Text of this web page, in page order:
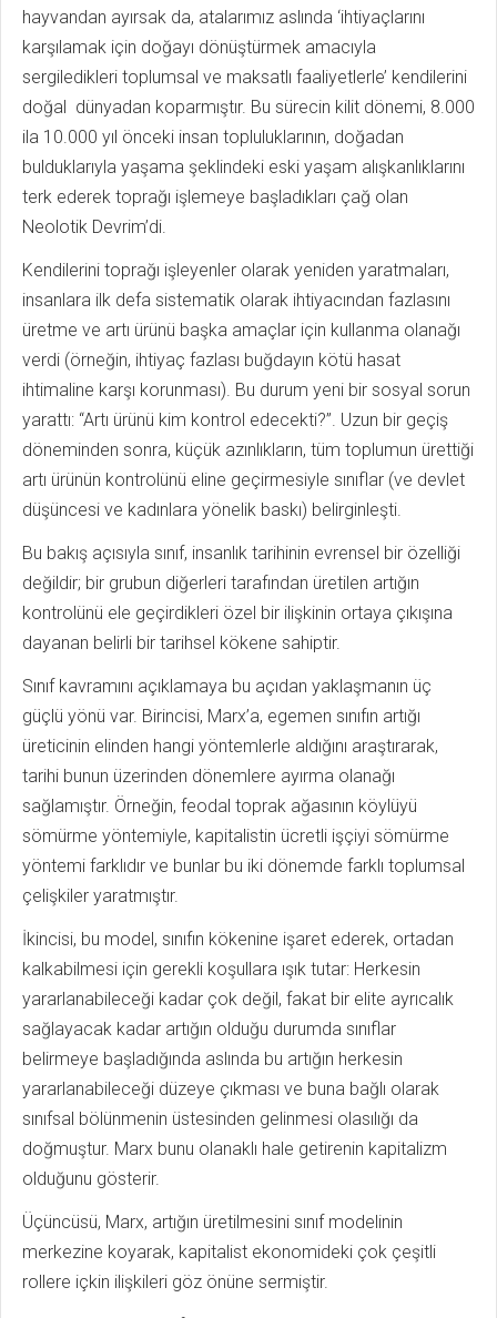
hayvandan ayırsak da, atalarımız aslında ‘ihtiyaçlarını
karşılamak için doğayı dönüştürmek amacıyla
sergiledikleri toplumsal ve maksatlı faaliyetlerle’ kendilerini
doğal dünyadan koparmıştır. Bu sürecin kilit dönemi, 8.000
ila 10.000 yıl önceki insan topluluklarının, doğadan
bulduklarıyla yaşama şeklindeki eski yaşam alışkanlıklarını
terk ederek toprağı işlemeye başladıkları çağ olan
Neolotik Devrim’di.
Kendilerini toprağı işleyenler olarak yeniden yaratmaları,
insanlara ilk defa sistematik olarak ihtiyacından fazlasını
üretme ve artı ürünü başka amaçlar için kullanma olanağı
verdi (örneğin, ihtiyaç fazlası buğdayın kötü hasat
ihtimaline karşı korunması). Bu durum yeni bir sosyal sorun
yarattı: “Artı ürünü kim kontrol edecekti?”. Uzun bir geçiş
döneminden sonra, küçük azınlıkların, tüm toplumun ürettiği
artı ürünün kontrolünü eline geçirmesiyle sınıflar (ve devlet
düşüncesi ve kadınlara yönelik baskı) belirginleşti.
Bu bakış açısıyla sınıf, insanlık tarihinin evrensel bir özelliği
değildir; bir grubun diğerleri tarafından üretilen artığın
kontrolünü ele geçirdikleri özel bir ilişkinin ortaya çıkışına
dayanan belirli bir tarihsel kökene sahiptir.
Sınıf kavramını açıklamaya bu açıdan yaklaşmanın üç
güçlü yönü var. Birincisi, Marx’a, egemen sınıfın artığı
üreticinin elinden hangi yöntemlerle aldığını araştırarak,
tarihi bunun üzerinden dönemlere ayırma olanağı
sağlamıştır. Örneğin, feodal toprak ağasının köylüyü
sömürme yöntemiyle, kapitalistin ücretli işçiyi sömürme
yöntemi farklıdır ve bunlar bu iki dönemde farklı toplumsal
çelişkiler yaratmıştır.
İkincisi, bu model, sınıfın kökenine işaret ederek, ortadan
kalkabilmesi için gerekli koşullara ışık tutar: Herkesin
yararlanabileceği kadar çok değil, fakat bir elite ayrıcalık
sağlayacak kadar artığın olduğu durumda sınıflar
belirmeye başladığında aslında bu artığın herkesin
yararlanabileceği düzeye çıkması ve buna bağlı olarak
sınıfsal bölünmenin üstesinden gelinmesi olasılığı da
doğmuştur. Marx bunu olanaklı hale getirenin kapitalizm
olduğunu gösterir.
Üçüncüsü, Marx, artığın üretilmesini sınıf modelinin
merkezine koyarak, kapitalist ekonomideki çok çeşitli
rollere içkin ilişkileri göz önüne sermiştir.